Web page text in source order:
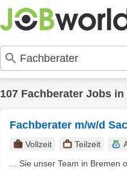
107 Fachberater Jobs in
Fachberater m/w/d
Vollzeit Teilzeit
... Sie unser Team in Bremen